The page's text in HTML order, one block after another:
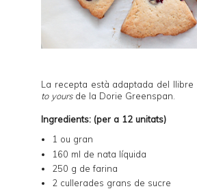
La recepta està adaptada del llibre
to yoursde la Dorie Greenspan
Ingredients: (per a 12 unitats)
1 ou gran
160 ml de nata líquida
250 g de farina
2 cullerades grans de sucre